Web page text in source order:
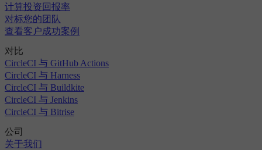
计算投资回报率
对标您的团队
查看客户成功案例
对比
CircleCI 与 GitHub Actions
CircleCI 与 Harness
CircleCI 与 Buildkite
CircleCI 与 Jenkins
CircleCI 与 Bitrise
公司
关于我们